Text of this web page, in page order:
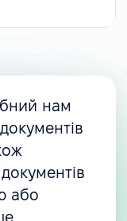
нам
або